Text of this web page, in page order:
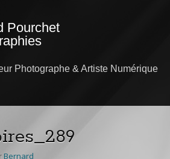
Pourchet
Photographe & Artiste Numérique
Bernard